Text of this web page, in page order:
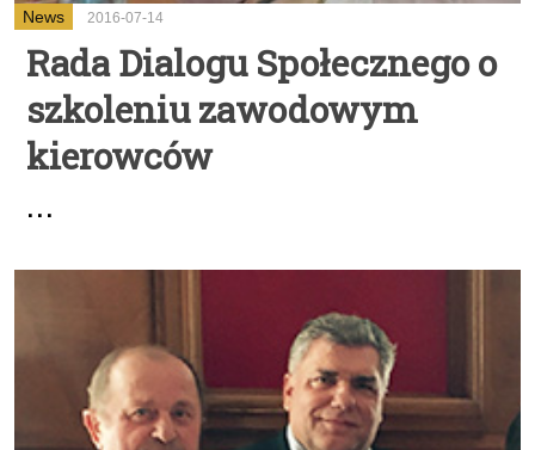
News 2016-07-14
Rada Dialogu Społecznego o
szkoleniu zawodowym
kierowców
...